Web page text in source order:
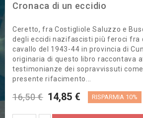
Cronaca di un eccidio
Ceretto, fra Costigliole Saluzzo e
degli eccidi nazifascisti più feroci fra
cavallo del 1943-44 in provincia di
originaria di questo libro raccontava
testimonianze dei sopravvissuti
presente rifacimento...
16,50 € 14,85 € RISPARMIA 10%